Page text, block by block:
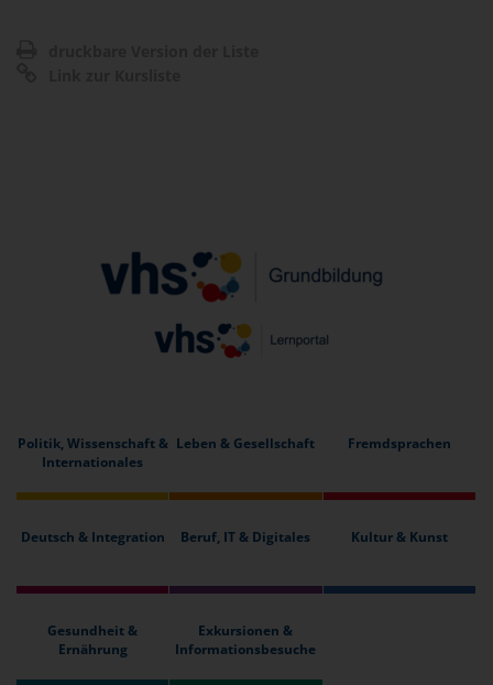
Politik, Wissenschaft &
Internationales
Leben & Gesellschaft Fremdsprachen
Deutsch & Integration Beruf, IT & Digitales Kultur & Kunst
Gesundheit &
Ernährung
Exkursionen &
Informationsbesuche